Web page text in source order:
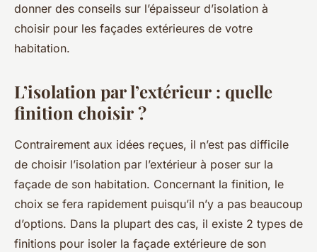
donner des conseils sur l’épaisseur d’isolation à
choisir pour les façades extérieures de votre
habitation.
L’isolation par l’extérieur : quelle
finition choisir ?
Contrairement aux idées reçues, il n’est pas difficile
de choisir l’isolation par l’extérieur à poser sur la
façade de son habitation. Concernant la finition, le
choix se fera rapidement puisqu’il n’y a pas beaucoup
d’options. Dans la plupart des cas, il existe 2 types de
finitions pour isoler la façade extérieure de son